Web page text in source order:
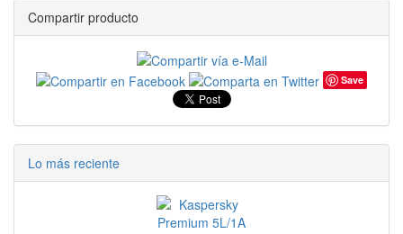
Compartir producto
Save
Lo más reciente